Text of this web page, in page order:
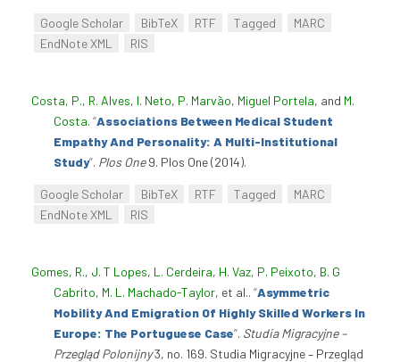
Google Scholar BibTeX RTF Tagged
MARC
EndNote XML
RIS
Costa, P., R. Alves, I. Neto, P. Marvão, Miguel Portela, and M.
Costa. “Associations Between Medical Student
Empathy And Personality: A Multi-Institutional
Study”. Plos One9. Plos One (2014).
Google Scholar BibTeX RTF Tagged
MARC
EndNote XML
RIS
Gomes, R., J. T Lopes, L. Cerdeira, H. Vaz, P. Peixoto, B. G
Cabrito, M. L. Machado-Taylor, et al.. “Asymmetric
Mobility And Emigration Of Highly Skilled Workers In
Europe: The Portuguese Case”. Studia Migracyjne –
Przegląd Polonijny3, no. 169. Studia Migracyjne – Przegląd